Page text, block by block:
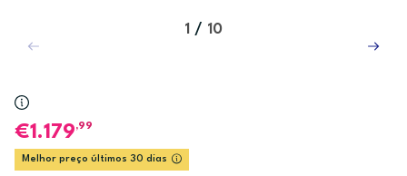
1 / 10
1.179,99
Melhor preço últimos 30 dias